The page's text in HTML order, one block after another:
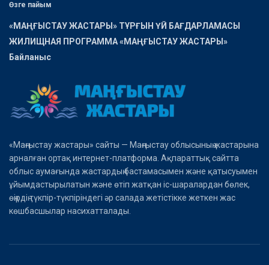
Өзге пайым
«МАҢҒЫСТАУ ЖАСТАРЫ» ТҰРҒЫН ҮЙ БАҒДАРЛАМАСЫ
ЖИЛИЩНАЯ ПРОГРАММА «МАҢҒЫСТАУ ЖАСТАРЫ»
Байланыс
«Маңғыстау жастары» сайты — Маңғыстау облысының жастарына
арналған ортақ интернет-платформа. Ақпараттық сайтта
облыс аумағында жастардың бастамасымен және қатысуымен
ұйымдастырылатын және өтіп жатқан іс-шаралардан бөлек,
өңірдің түкпір-түкпіріндегі әр салада жетістікке жеткен жас
көшбасшылар насихатталады.